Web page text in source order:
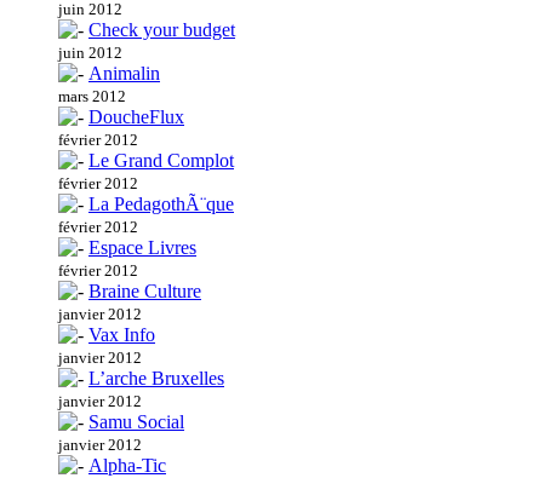
juin 2012
Check your budget
juin 2012
Animalin
mars 2012
DoucheFlux
février 2012
Le Grand Complot
février 2012
La PedagothÃ¨que
février 2012
Espace Livres
février 2012
Braine Culture
janvier 2012
Vax Info
janvier 2012
L’arche Bruxelles
janvier 2012
Samu Social
janvier 2012
Alpha-Tic